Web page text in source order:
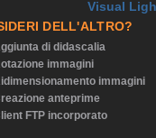
Visual
DELL'ALTRO?
di didascalia
immagini
immagini
anteprime
FTP incorporato